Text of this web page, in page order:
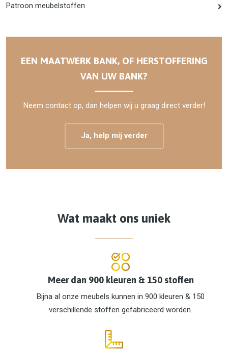
Patroon meubelstoffen
EEN MAATWERK BANK, OF HERSTOFFERING
VAN UW BANK?
Neem contact op, dan helpen wij u graag direct verder!
Ja, help mij verder
Wat maakt ons uniek
Meer dan 900 kleuren & 150 stoffen
Bijna al onze meubels kunnen in 900 kleuren & 150
verschillende stoffen gefabriceerd worden.